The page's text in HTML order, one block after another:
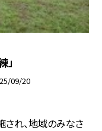
09/20
れ、地域のみなさ